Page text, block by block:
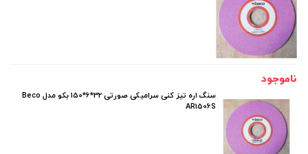
ناموجود
سنگ اره تیز کنی سرامیکی صورتی 32*6*150 بکو مدل Beco
AR1506S